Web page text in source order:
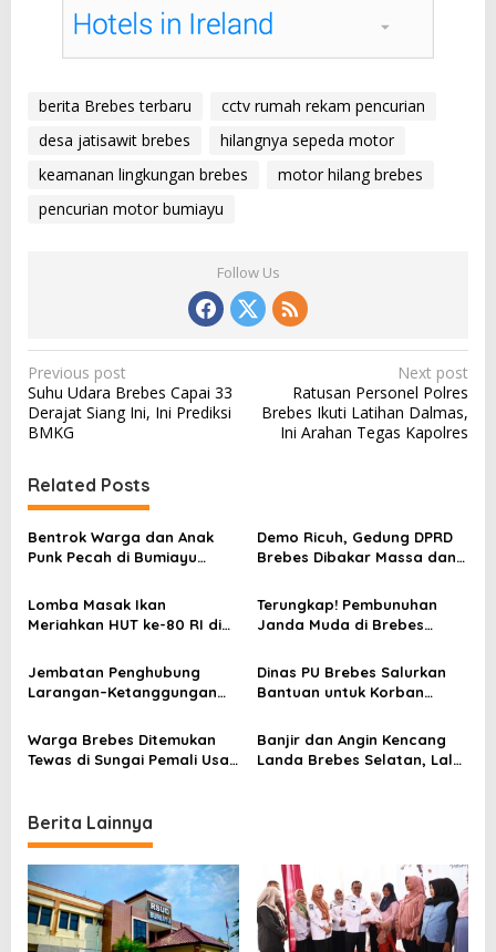
berita Brebes terbaru
cctv rumah rekam pencurian
desa jatisawit brebes
hilangnya sepeda motor
keamanan lingkungan brebes
motor hilang brebes
pencurian motor bumiayu
Follow Us
P
o
s
n
a
v
g
t
o
n
Previous post
Suhu Udara Brebes Capai 33
Derajat Siang Ini, Ini Prediksi
BMKG
Next post
Ratusan Personel Polres
Brebes Ikuti Latihan Dalmas,
Ini Arahan Tegas Kapolres
Related Posts
Bentrok Warga dan Anak
Punk Pecah di Bumiayu
Penusukan Dua Orang
Demo Ricuh, Gedung DPRD
Brebes Dibakar Massa dan
Beberapa Jam
Lomba Masak Ikan
Meriahkan HUT ke-80 RI di
Stunting dengan Gemar
Makan Ikan
Terungkap! Pembunuhan
Janda Muda di Brebes
Pakai Kampak
Jembatan Penghubung
Larangan–Ketanggungan
Harus Putar Jauh
Dinas PU Brebes Salurkan
Bantuan untuk Korban
Sirampog
Warga Brebes Ditemukan
Tewas di Sungai Pemali Usai
Banjir dan Angin Kencang
Landa Brebes Selatan, Lalu
Berita Lainnya